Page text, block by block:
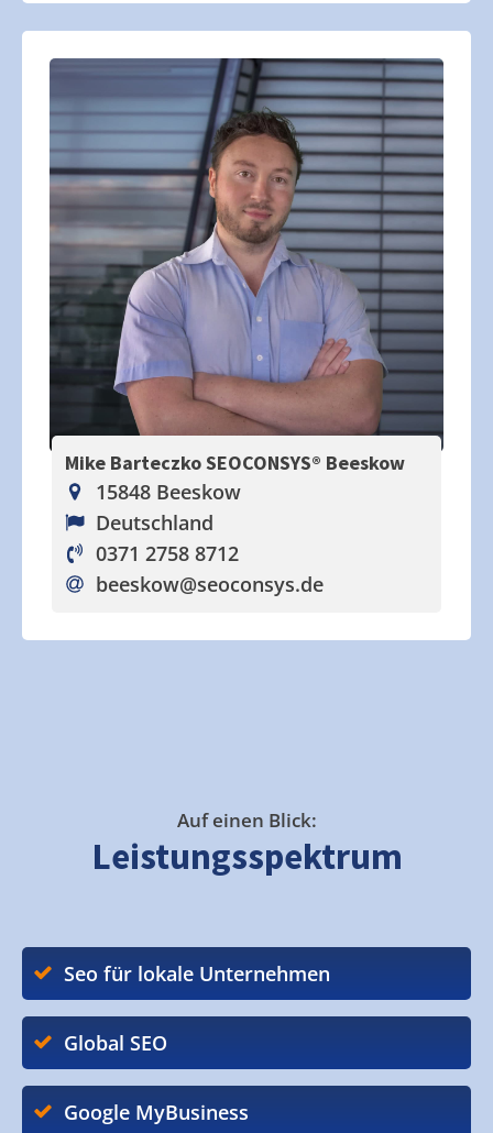
Mike Barteczko SEOCONSYS® Beeskow
15848 Beeskow
Deutschland
0371 2758 8712
beeskow@seoconsys.de
Auf einen Blick:
Leistungsspektrum
Seo für lokale Unternehmen
Global SEO
Google MyBusiness